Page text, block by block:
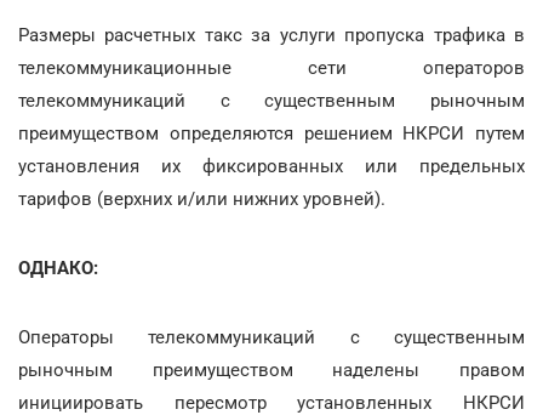
Размеры расчетных такс за услуги пропуска трафика в
телекоммуникационные сети операторов
телекоммуникаций с существенным рыночным
преимуществом определяются решением НКРСИ путем
установления их фиксированных или предельных
тарифов (верхних и/или нижних уровней).
ОДНАКО:
Операторы телекоммуникаций с существенным
рыночным преимуществом наделены правом
инициировать пересмотр установленных НКРСИ